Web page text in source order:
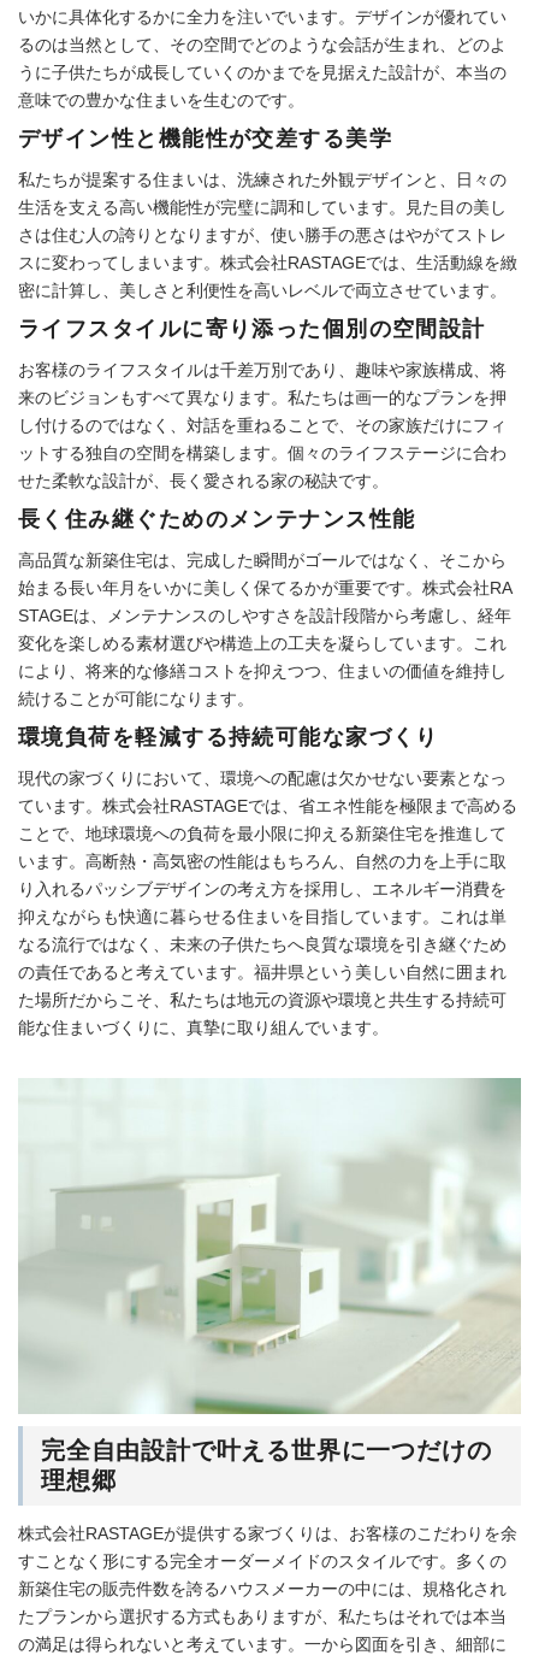
いかに具体化するかに全力を注いでいます。デザインが優れてい
るのは当然として、その空間でどのような会話が生まれ、どのよ
うに子供たちが成長していくのかまでを見据えた設計が、本当の
意味での豊かな住まいを生むのです。
デザイン性と機能性が交差する美学
私たちが提案する住まいは、洗練された外観デザインと、日々の
生活を支える高い機能性が完璧に調和しています。見た目の美し
さは住む人の誇りとなりますが、使い勝手の悪さはやがてストレ
スに変わってしまいます。株式会社RASTAGEでは、生活動線を緻
密に計算し、美しさと利便性を高いレベルで両立させています。
ライフスタイルに寄り添った個別の空間設計
お客様のライフスタイルは千差万別であり、趣味や家族構成、将
来のビジョンもすべて異なります。私たちは画一的なプランを押
し付けるのではなく、対話を重ねることで、その家族だけにフィ
ットする独自の空間を構築します。個々のライフステージに合わ
せた柔軟な設計が、長く愛される家の秘訣です。
長く住み継ぐためのメンテナンス性能
高品質な新築住宅は、完成した瞬間がゴールではなく、そこから
始まる長い年月をいかに美しく保てるかが重要です。株式会社RA
STAGEは、メンテナンスのしやすさを設計段階から考慮し、経年
変化を楽しめる素材選びや構造上の工夫を凝らしています。これ
により、将来的な修繕コストを抑えつつ、住まいの価値を維持し
続けることが可能になります。
環境負荷を軽減する持続可能な家づくり
現代の家づくりにおいて、環境への配慮は欠かせない要素となっ
ています。株式会社RASTAGEでは、省エネ性能を極限まで高める
ことで、地球環境への負荷を最小限に抑える新築住宅を推進して
います。高断熱・高気密の性能はもちろん、自然の力を上手に取
り入れるパッシブデザインの考え方を採用し、エネルギー消費を
抑えながらも快適に暮らせる住まいを目指しています。これは単
なる流行ではなく、未来の子供たちへ良質な環境を引き継ぐため
の責任であると考えています。福井県という美しい自然に囲まれ
た場所だからこそ、私たちは地元の資源や環境と共生する持続可
能な住まいづくりに、真摯に取り組んでいます。
完全自由設計で叶える世界に一つだけの
理想郷
株式会社RASTAGEが提供する家づくりは、お客様のこだわりを余
すことなく形にする完全オーダーメイドのスタイルです。多くの
新築住宅の販売件数を誇るハウスメーカーの中には、規格化され
たプランから選択する方式もありますが、私たちはそれでは本当
の満足は得られないと考えています。一から図面を引き、細部に